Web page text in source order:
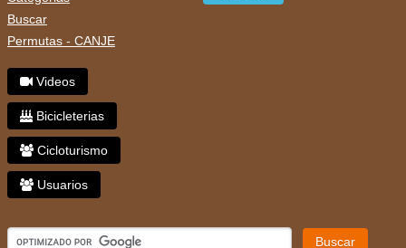
Buscar
Permutas - CANJE
Videos
Bicicleterias
Cicloturismo
Usuarios
Buscar